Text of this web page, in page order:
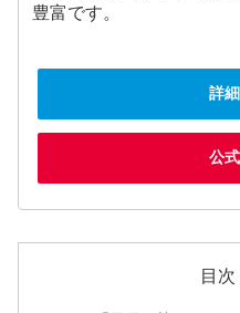
豊富です。
詳
公
目次